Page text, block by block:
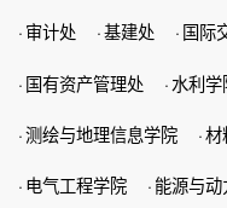
· 审计处 ·基建处 · 国际
· 国有资产管理处 · 水利学
·测绘与地理信息学院 ·材
· 电气工程学院 · 能源与